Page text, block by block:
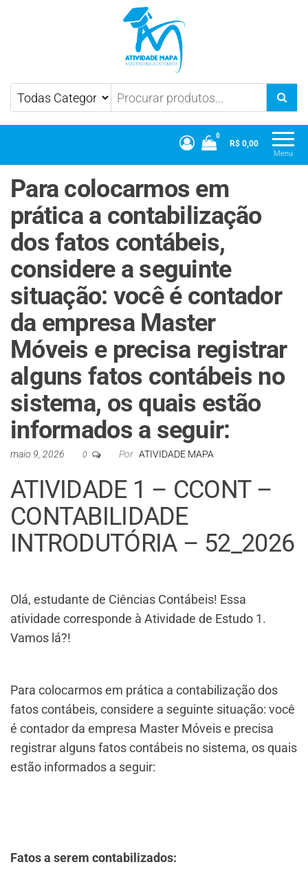
Atividade Mapa Mapa UniCesumar
Menu
0
R$ 0,00
Para colocarmos em
prática a contabilização
dos fatos contábeis,
considere a seguinte
situação: você é contador
da empresa Master
Móveis e precisa registrar
alguns fatos contábeis no
sistema, os quais estão
informados a seguir:
maio 9, 2026 0 Por ATIVIDADE MAPA
ATIVIDADE 1 – CCONT –
CONTABILIDADE
INTRODUTÓRIA – 52_2026
Olá, estudante de Ciências Contábeis! Essa
atividade corresponde à Atividade de Estudo 1.
Vamos lá?!
Para colocarmos em prática a contabilização dos
fatos contábeis, considere a seguinte situação: você
é contador da empresa Master Móveis e precisa
registrar alguns fatos contábeis no sistema, os quais
estão informados a seguir:
Fatos a serem contabilizados: